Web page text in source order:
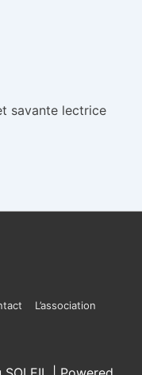
savante lectrice
L’association